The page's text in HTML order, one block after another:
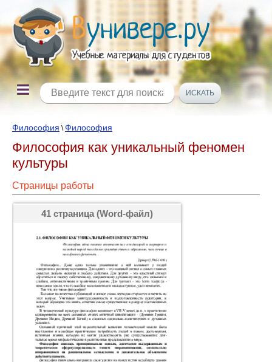
Философия \Философия
Философия как уникальный феномен
культуры
Страницы работы
41 страница (Word-файл)